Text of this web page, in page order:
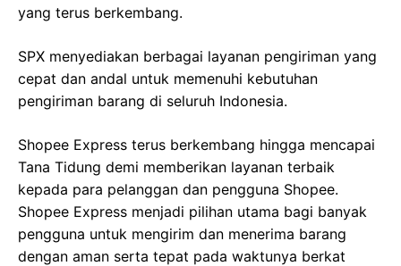
yang terus berkembang.
SPX menyediakan berbagai layanan pengiriman yang
cepat dan andal untuk memenuhi kebutuhan
pengiriman barang di seluruh Indonesia.
Shopee Express terus berkembang hingga mencapai
Tana Tidung demi memberikan layanan terbaik
kepada para pelanggan dan pengguna Shopee.
Shopee Express menjadi pilihan utama bagi banyak
pengguna untuk mengirim dan menerima barang
dengan aman serta tepat pada waktunya berkat